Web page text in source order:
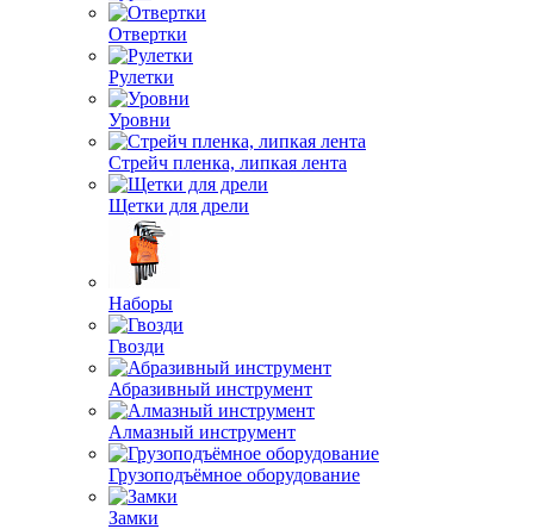
Отвертки
Рулетки
Уровни
Стрейч пленка, липкая лента
Щетки для дрели
Наборы
Гвозди
Абразивный инструмент
Алмазный инструмент
Грузоподъёмное оборудование
Замки